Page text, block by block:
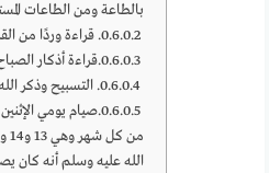
بالطاعة ومن الطاعات
قراءة وردًا من
قراءة أذكار
التسبيح وذكر
صيام يومي
الله عليه وسلم أنه كان